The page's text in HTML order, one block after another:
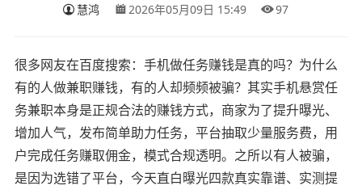
慧鸿 2026年05月09日 15:49 97
很多网友在百度搜索：手机做任务赚钱是真的吗？为什么
有的人做兼职赚钱，有的人却频频被骗？其实手机悬赏任
务兼职本身是正规合法的赚钱方式，商家为了提升曝光、
增加人气，发布简单助力任务，平台抽取少量服务费，用
户完成任务赚取佣金，模式合规透明。之所以有人被骗，
是因为选错了平台，今天直白曝光四款真实靠谱、实测提